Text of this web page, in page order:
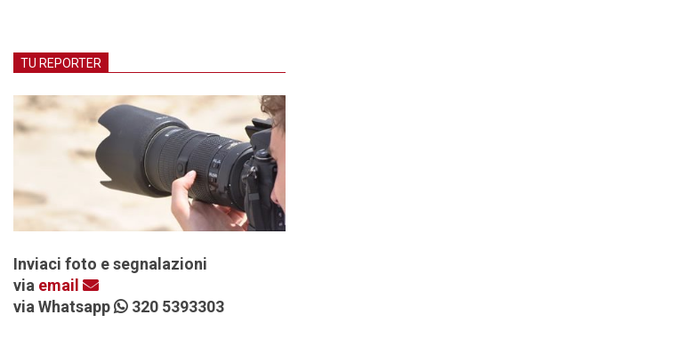
TU REPORTER
Inviaci foto e segnalazioni
via email
via Whatsapp
320 5393303